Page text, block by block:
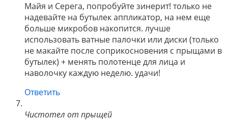
Майя и Серега, попробуйте зинерит! только не
надевайте на бутылек аппликатор, на нем еще
больше микробов накопится. лучше
использовать ватные палочки или диски (только
не макайте после соприкосновения с прыщами в
бутылек) + менять полотенце для лица и
наволочку каждую неделю. удачи!
Ответить
Чистотел от прыщей